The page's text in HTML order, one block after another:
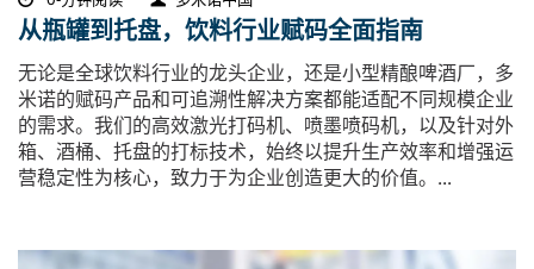
从瓶罐到托盘，饮料行业赋码全面指南
无论是全球饮料行业的龙头企业，还是小型精酿啤酒厂，多
米诺的赋码产品和可追溯性解决方案都能适配不同规模企业
的需求。我们的高效激光打码机、喷墨喷码机，以及针对外
箱、酒桶、托盘的打标技术，始终以提升生产效率和增强运
营稳定性为核心，致力于为企业创造更大的价值。...